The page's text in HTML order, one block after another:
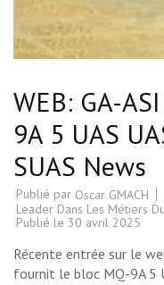
WEB: GA-
9A 5 UAS
SUAS News
Publié par Oscar GMACH
Leader Dans Les Métiers
Publié le 30 avril 2025
Récente entrée sur le
fournit le bloc MQ-9A 5